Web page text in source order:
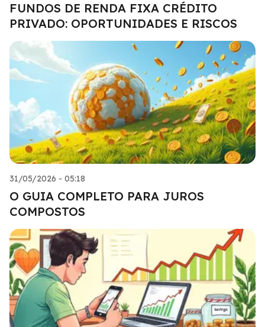
FUNDOS DE RENDA FIXA CRÉDITO
PRIVADO: OPORTUNIDADES E RISCOS
31/05/2026 - 05:18
O GUIA COMPLETO PARA JUROS
COMPOSTOS